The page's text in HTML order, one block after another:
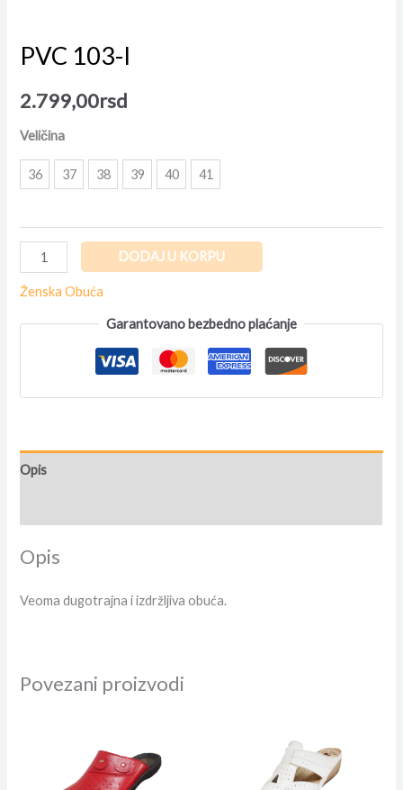
PVC 103-I
2.799,00rsd
Veličina
36 37 38 39 40 41
DODAJ U KORPU
Ženska Obuća
Garantovano bezbedno plaćanje
Opis
Opis
Veoma dugotrajna i izdržljiva obuća.
Povezani proizvodi